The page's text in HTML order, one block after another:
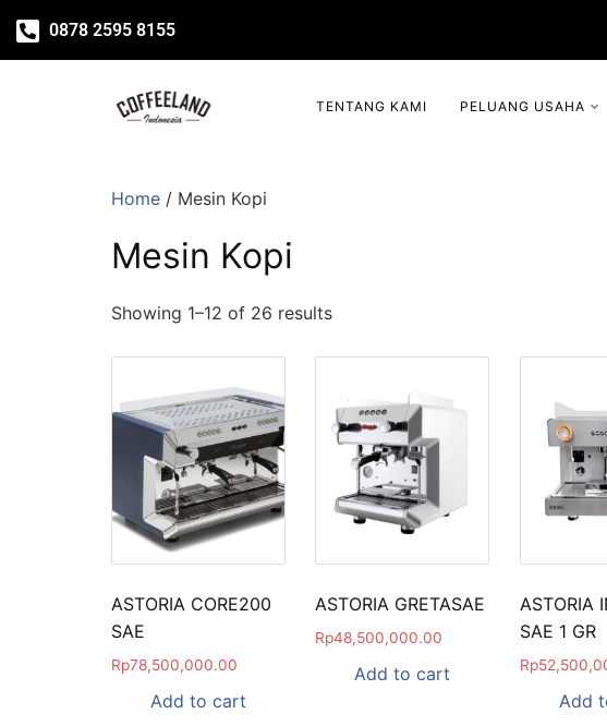
0878 2595 8155
TENTANG KAMI PELUANG USAHA
Home / Mesin Kopi
Mesin Kopi
Showing 1–12 of 26 results
ASTORIA CORE200
SAE
Rp78,500,000.00
Add to cart
ASTORIA GRETASAE
Rp48,500,000.00
Add to cart
ASTORIA
SAE 1 GR
Rp
Add